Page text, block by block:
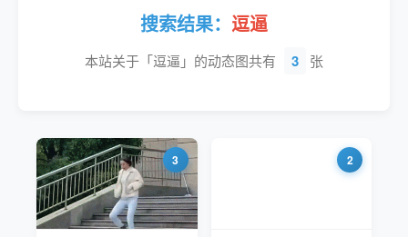
搜索结果： 逗逼
本站关于「逗逼」的动态图共有 3 张
3 2